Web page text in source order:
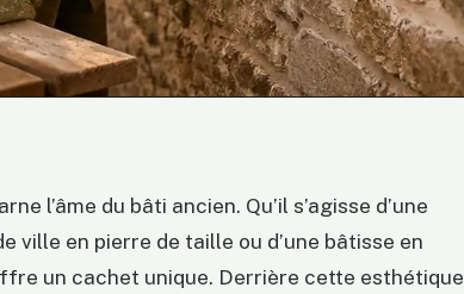
l’âme du bâti ancien. Qu’il s’agisse d’une
ville en pierre de taille ou d’une bâtisse en
un cachet unique. Derrière cette esthétique